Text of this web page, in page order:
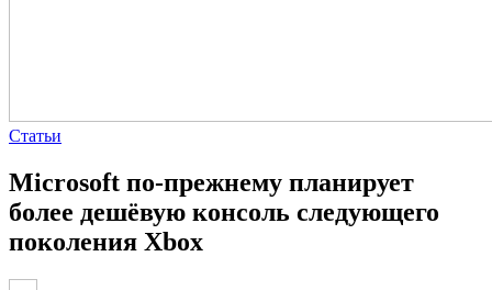
Статьи
Microsoft по-прежнему планирует
более дешёвую консоль следующего
поколения Xbox